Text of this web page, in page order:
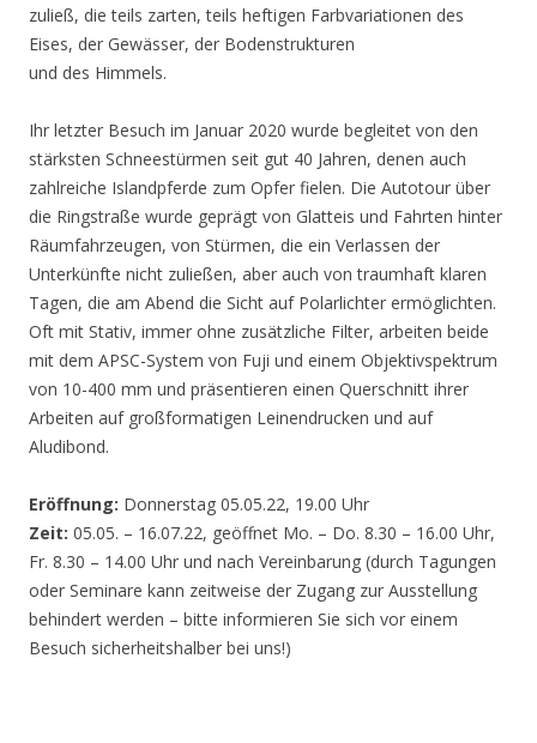
zuließ, die teils zarten, teils heftigen Farbvariationen des
Eises, der Gewässer, der Bodenstrukturen
und des Himmels.
Ihr letzter Besuch im Januar 2020 wurde begleitet von den
stärksten Schneestürmen seit gut 40 Jahren, denen auch
zahlreiche Islandpferde zum Opfer fielen. Die Autotour über
die Ringstraße wurde geprägt von Glatteis und Fahrten hinter
Räumfahrzeugen, von Stürmen, die ein Verlassen der
Unterkünfte nicht zuließen, aber auch von traumhaft klaren
Tagen, die am Abend die Sicht auf Polarlichter ermöglichten.
Oft mit Stativ, immer ohne zusätzliche Filter, arbeiten beide
mit dem APSC-System von Fuji und einem Objektivspektrum
von 10-400 mm und präsentieren einen Querschnitt ihrer
Arbeiten auf großformatigen Leinendrucken und auf
Aludibond.
Eröffnung: Donnerstag 05.05.22, 19.00 Uhr
Zeit: 05.05. – 16.07.22, geöffnet Mo. – Do. 8.30 – 16.00 Uhr,
Fr. 8.30 – 14.00 Uhr und nach Vereinbarung (durch Tagungen
oder Seminare kann zeitweise der Zugang zur Ausstellung
behindert werden – bitte informieren Sie sich vor einem
Besuch sicherheitshalber bei uns!)